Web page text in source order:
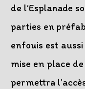
de l’Esplanade
parties en
enfouis est
mise en place
permettra